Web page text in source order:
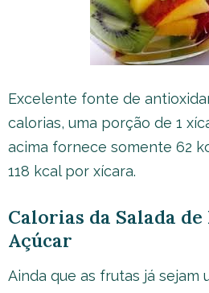
Excelente fonte de
calorias, uma porção de 1
acima fornece somente 62
118 kcal por xícara.
Calorias da Salada
Açúcar
Ainda que as frutas já sejam